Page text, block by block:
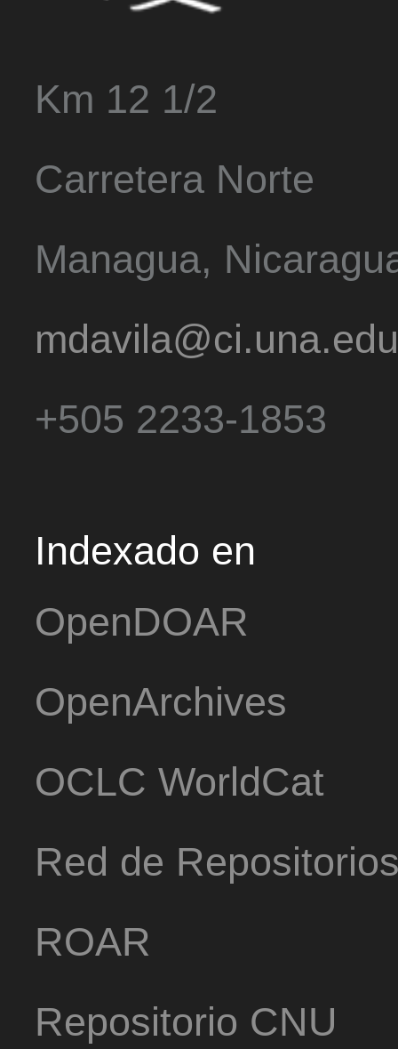
Km 12 1/2
Carretera Norte
Managua,
+505 2233-1853
Indexado en
OpenDOAR
OpenArchives
OCLC WorldCat
Red de
ROAR
Repositorio CNU